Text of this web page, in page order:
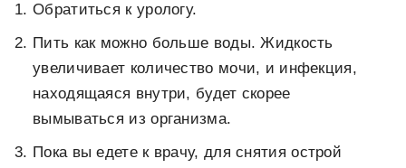
Обратиться к урологу.
Пить как можно больше воды. Жидкость
увеличивает количество мочи, и инфекция,
находящаяся внутри, будет скорее
вымываться из организма.
Пока вы едете к врачу, для снятия острой